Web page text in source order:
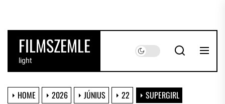
the
contentFILMSZEMLE
light
HOME 2026 JÚNIUS 22 SUPERGIRL